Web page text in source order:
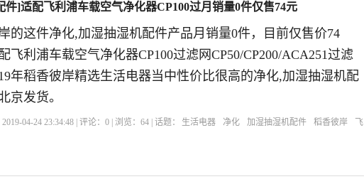
]适配飞利浦车载空气净化器CP100过月销量0件仅售74元
的这件净化,加湿抽湿机配件产品月销量0件，目前仅售价74
飞利浦车载空气净化器CP100过滤网CP50/CP200/ACA251过滤
年稻香彼岸精选生活电器当中性价比很高的净化,加湿抽湿机配
京发货。
04-24 23:34:48 | 评论：0 | 浏览：64 | 话题： 生活电器 净化 加湿抽湿机配件 稻香彼岸
飞